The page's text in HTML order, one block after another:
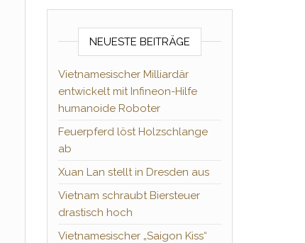
NEUESTE BEITRÄGE
Vietnamesischer Milliardär
entwickelt mit Infineon-Hilfe
humanoide Roboter
Feuerpferd löst Holzschlange
ab
Xuan Lan stellt in Dresden aus
Vietnam schraubt Biersteuer
drastisch hoch
Vietnamesischer „Saigon Kiss“